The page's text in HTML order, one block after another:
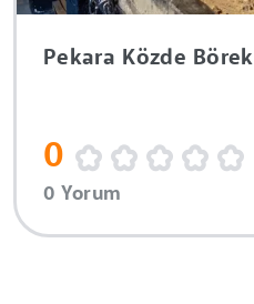
Pekara Közde Börek
0
0 Yorum